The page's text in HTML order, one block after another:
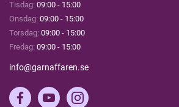
Tisdag: 09:00 - 15:00
Onsdag: 09:00 - 15:00
Torsdag: 09:00 - 15:00
Fredag: 09:00 - 15:00
info@garnaffaren.se